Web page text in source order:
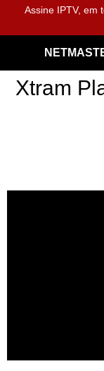
Assine IPTV, em
Xtram